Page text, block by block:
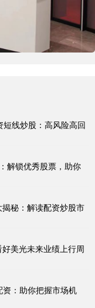
短线炒股：高风险高回
解锁优秀股票，助你
秘：解读配资炒股市
美光未来业绩上行周
：助你把握市场机